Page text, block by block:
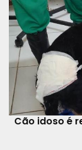
Cão idoso é